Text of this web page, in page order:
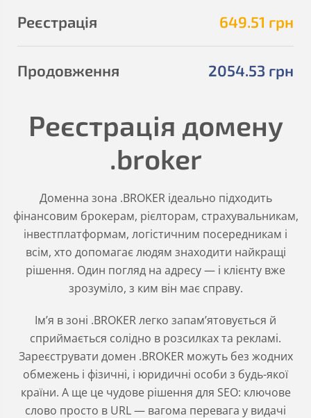
649.51 грн
Реєстрація
2054.53 грн
Продовження
Реєстрація домену
.broker
Доменна зона .BROKER ідеально підходить
фінансовим брокерам, рієлторам, страхувальникам,
інвестплатформам, логістичним посередникам і
всім, хто допомагає людям знаходити найкращі
рішення. Один погляд на адресу — і клієнту вже
зрозуміло, з ким він має справу.
Ім’я в зоні .BROKER легко запам’ятовується й
сприймається солідно в розсилках та рекламі.
Зареєструвати домен .BROKER можуть без жодних
обмежень і фізичні, і юридичні особи з будь-якої
країни. А ще це чудове рішення для SEO: ключове
слово просто в URL — вагома перевага у видачі